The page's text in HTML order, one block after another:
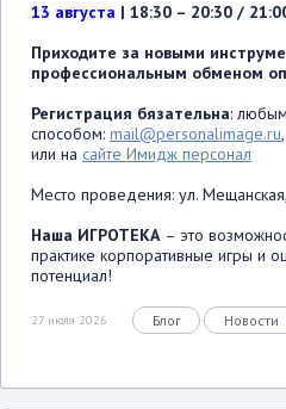
13 августа | 18:30 – 20:30 /
Приходите за новыми
профессиональным обменом
Регистрация бязательна:
способом: mail@personalimage.ru
или на сайте Имидж персонал
Место проведения: ул. Мещанская,
Наша ИГРОТЕКА – это
практике корпоративные игры и
потенциал!
27 июля 2026 Блог Новости